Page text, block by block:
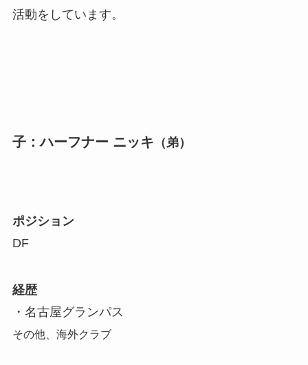
活動をしています。
子：ハーフナー ニッキ （弟）
ポジション
DF
経歴
・名古屋グランパス
その他、海外クラブ